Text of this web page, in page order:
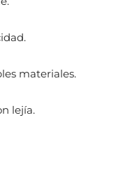
materiales.
lejía.